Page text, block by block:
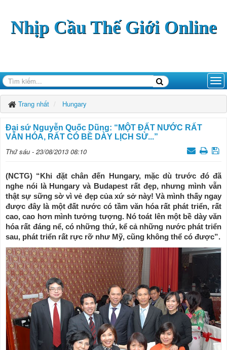
Nhịp Cầu Thế Giới Online
Trang nhất Hungary
Đại sứ Nguyễn Quốc Dũng: “MỘT ĐẤT NƯỚC RẤT
VĂN HÓA, RẤT CÓ BỀ DÀY LỊCH SỬ...”
Thứ sáu - 23/08/2013 08:10
(NCTG) “Khi đặt chân đến Hungary, mặc dù trước đó đã
nghe nói là Hungary và Budapest rất đẹp, nhưng mình vẫn
thật sự sững sờ vì vẻ đẹp của xứ sở này! Và mình thấy ngay
được đây là một đất nước có tầm văn hóa rất phát triển, rất
cao, cao hơn mình tưởng tượng. Nó toát lên một bề dày văn
hóa rất đáng nể, có những thứ, kể cả những nước phát triển
sau, phát triển rất rực rỡ như Mỹ, cũng không thể có được”.